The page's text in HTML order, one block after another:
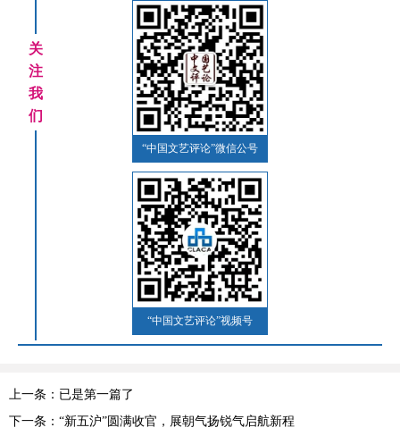
关
注
我
们
“中国文艺评论”微信公号
“中国文艺评论”视频号
上一条：已是第一篇了
下一条：“新五沪”圆满收官，展朝气扬锐气启航新程